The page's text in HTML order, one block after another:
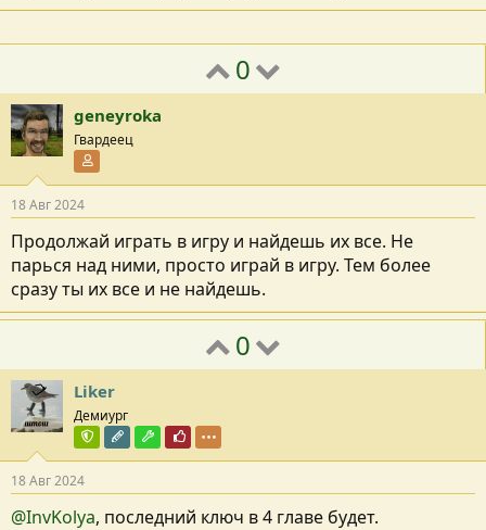
0
geneyroka
Гвардеец
18 Авг 2024
Продолжай играть в игру и найдешь их все. Не
парься над ними, просто играй в игру. Тем более
сразу ты их все и не найдешь.
0
Liker
Демиург
Команда форума
Редактор раздела
Модостроитель
Почётный пользователь
18 Авг 2024
@InvKolya, последний ключ в 4 главе будет.